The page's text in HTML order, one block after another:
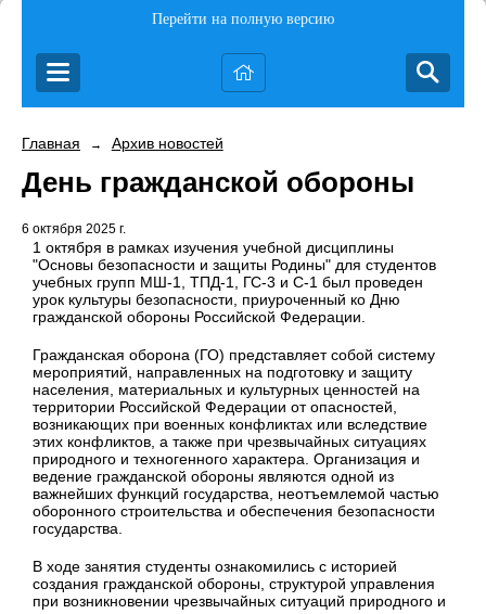
Перейти на полную версию
Главная → Архив новостей
День гражданской обороны
6 октября 2025 г.
1 октября в рамках изучения учебной дисциплины
"Основы безопасности и защиты Родины" для студентов
учебных групп МШ-1, ТПД-1, ГС-3 и С-1 был проведен
урок культуры безопасности, приуроченный ко Дню
гражданской обороны Российской Федерации.
Гражданская оборона (ГО) представляет собой систему
мероприятий, направленных на подготовку и защиту
населения, материальных и культурных ценностей на
территории Российской Федерации от опасностей,
возникающих при военных конфликтах или вследствие
этих конфликтов, а также при чрезвычайных ситуациях
природного и техногенного характера. Организация и
ведение гражданской обороны являются одной из
важнейших функций государства, неотъемлемой частью
оборонного строительства и обеспечения безопасности
государства.
В ходе занятия студенты ознакомились с историей
создания гражданской обороны, структурой управления
при возникновении чрезвычайных ситуаций природного и